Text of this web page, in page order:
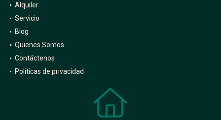
Alquiler
Servicio
Blog
Quienes Somos
Contáctenos
Políticas de privacidad